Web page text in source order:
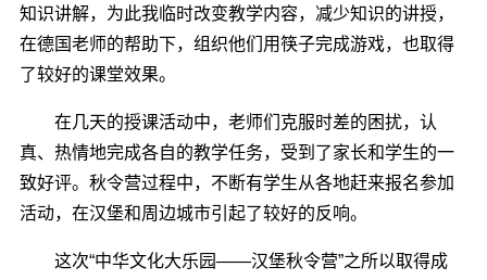
知识讲解，为此我临时改变教学内容，减少知识的讲授，
在德国老师的帮助下，组织他们用筷子完成游戏，也取得
了较好的课堂效果。
在几天的授课活动中，老师们克服时差的困扰，认
真、热情地完成各自的教学任务，受到了家长和学生的一
致好评。秋令营过程中，不断有学生从各地赶来报名参加
活动，在汉堡和周边城市引起了较好的反响。
这次“中华文化大乐园――汉堡秋令营”之所以取得成